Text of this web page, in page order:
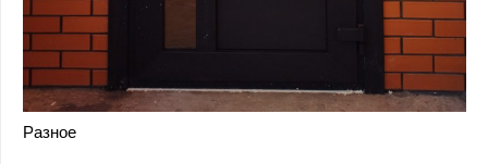
Разное